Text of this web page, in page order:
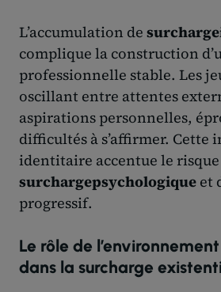
L’accumulation de
complique la construction
professionnelle stable. Les
oscillant entre attentes
aspirations personnelles,
difficultés à s’affirmer. Cette
identitaire accentue le risque
surchargepsychologique et
progressif.
Le rôle de
dans la surcharge